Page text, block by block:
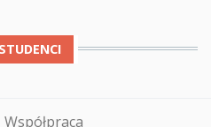
STUDENCI
Współpraca